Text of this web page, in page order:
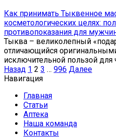
Как принимать Тыквенное
косметологических целях:
противопоказания для
Тыква – великолепный
отличающийся
исключительной пользой для
Пагинация
записей
Назад 1 2 3 … 996 Далее
Навигация
Главная
Статьи
Аптека
Наша команда
Контакты